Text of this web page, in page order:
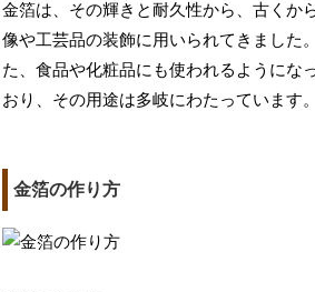
金箔は、その輝きと耐久性から、古くか
像や工芸品の装飾に用いられてきました
た、食品や化粧品にも使われるようにな
おり、その用途は多岐にわたっています。
金箔の作り方